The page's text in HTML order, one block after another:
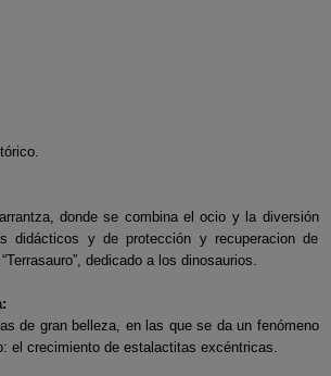
donde se combina el ocio y la diversión
didácticos y de protección y recuperacion de
dedicado a los dinosaurios.
de gran belleza, en las que se da un fenómeno
el crecimiento de estalactitas excéntricas.